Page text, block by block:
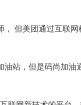
， 但美团通过互联
油站，但是码尚加